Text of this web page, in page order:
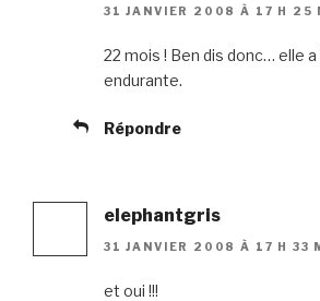
31 JANVIER 2008 À 17 H 25
22 mois ! Ben dis donc… elle
endurante.
Répondre
elephantgris
31 JANVIER 2008 À 17 H 33
et oui !!!